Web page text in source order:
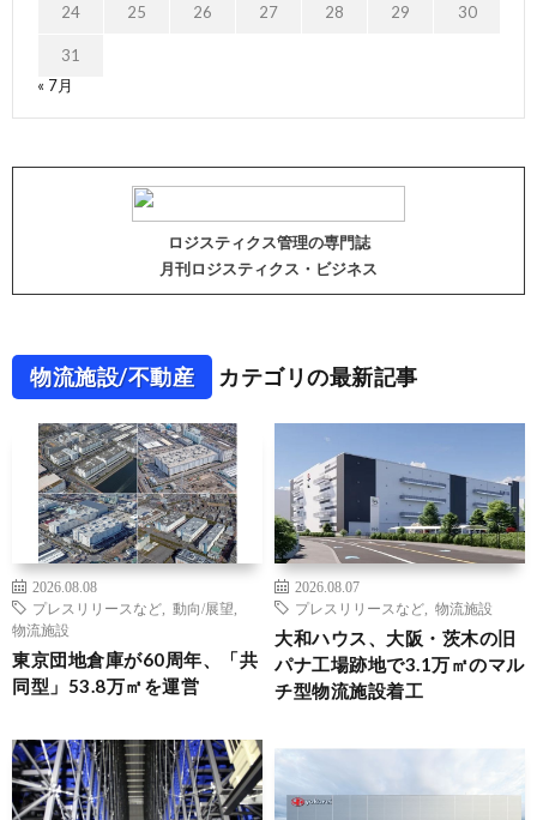
24 25 26 27 28 29 30
31
« 7月
ロジスティクス管理の専門誌
月刊ロジスティクス・ビジネス
物流施設/不動産 カテゴリの最新記事
2026.08.08
プレスリリースなど
動向/展望
物流施設
東京団地倉庫が60周年、「共
同型」53.8万㎡を運営
2026.08.07
プレスリリースなど
物流施設
大和ハウス、大阪・茨木の旧
パナ工場跡地で3.1万㎡のマル
チ型物流施設着工